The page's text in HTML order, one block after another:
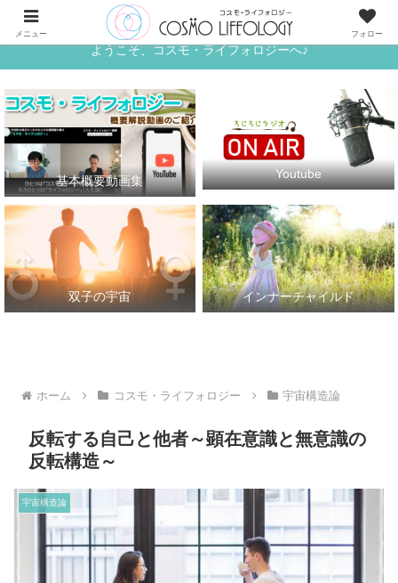
《ワタシ》と《アナタ》がめぐる、宇宙的な恋人たちの世界へ
ようこそ、コスモ・ライフォロジーへ♪
基本概要動画集
Youtube
双子の宇宙 インナーチャイルド
ホーム コスモ・ライフォロジー 宇宙構造論
反転する自己と他者～顕在意識と無意識の
反転構造～
宇宙構造論
メニュー フォロー